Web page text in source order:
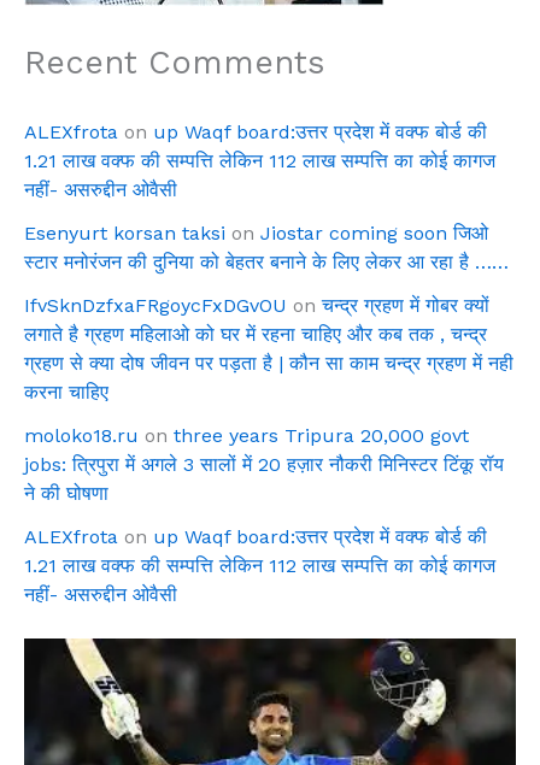
Recent Comments
ALEXfrota on up Waqf board:उत्तर प्रदेश में वक्फ बोर्ड की
1.21 लाख वक्फ की सम्पत्ति लेकिन 112 लाख सम्पत्ति का कोई कागज
नहीं- असरुद्दीन ओवैसी
Esenyurt korsan taksi on Jiostar coming soon जिओ
स्टार मनोरंजन की दुनिया को बेहतर बनाने के लिए लेकर आ रहा है ……
IfvSknDzfxaFRgoycFxDGvOU onचन्द्र ग्रहण में गोबर क्यों
लगाते है ग्रहण महिलाओ को घर में रहना चाहिए और कब तक , चन्द्र
ग्रहण से क्या दोष जीवन पर पड़ता है | कौन सा काम चन्द्र ग्रहण में नही
करना चाहिए
moloko18.ru on three years Tripura 20,000 govt
jobs: त्रिपुरा में अगले 3 सालों में 20 हज़ार नौकरी मिनिस्टर टिंकू रॉय
ने की घोषणा
ALEXfrota on up Waqf board:उत्तर प्रदेश में वक्फ बोर्ड की
1.21 लाख वक्फ की सम्पत्ति लेकिन 112 लाख सम्पत्ति का कोई कागज
नहीं- असरुद्दीन ओवैसी